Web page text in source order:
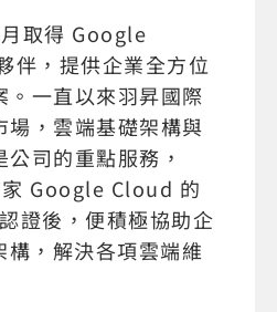
取得 Google
伴，提供企業全方位
。一直以來羽昇國際
場，雲端基礎架構與
司的重點服務，
Google Cloud 的
證後，便積極協助企
，解決各項雲端維